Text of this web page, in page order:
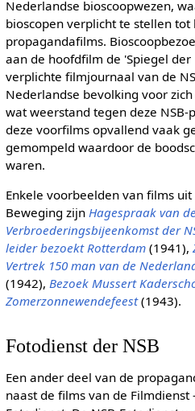
Nederlandse bioscoopwezen,
bioscopen verplicht te stellen
propagandafilms.
aan de hoofdfilm de 'Spiegel
verplichte filmjournaal van de
Nederlandse bevolking voor
wat weerstand tegen deze
deze voorfilms opvallend vaak
gemompeld waardoor de
waren.
Enkele voorbeelden van films
Beweging zijn Hagespraak van
Verbroederingsbijeenkomst der
leider bezoekt Rotterdam(1941),
Vertrek 150 man van de
(1942), Bezoek Mussert
Zomerzonnewendefeest(1943).
Fotodienst der NSB
Een ander deel van de
naast de films van de Filmdienst